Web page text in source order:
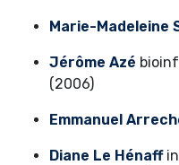
Marie-Madeleine
Jérôme Azé
(2006)
Emmanuel
Diane Le Hénaff